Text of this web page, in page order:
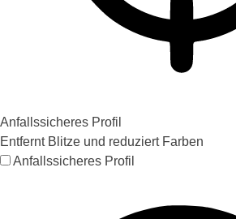
Anfallssicheres Profil
Entfernt Blitze und reduziert Farben
Anfallssicheres Profil